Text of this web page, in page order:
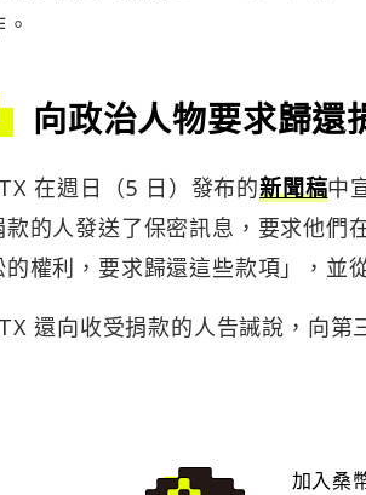
向政治人物要求歸還
在週日（5 日）發布的新聞稿中
款的人發送了保密訊息，要求他們
的權利，要求歸還這些款項」，並
還向收受捐款的人告誡說，向第
加入桑